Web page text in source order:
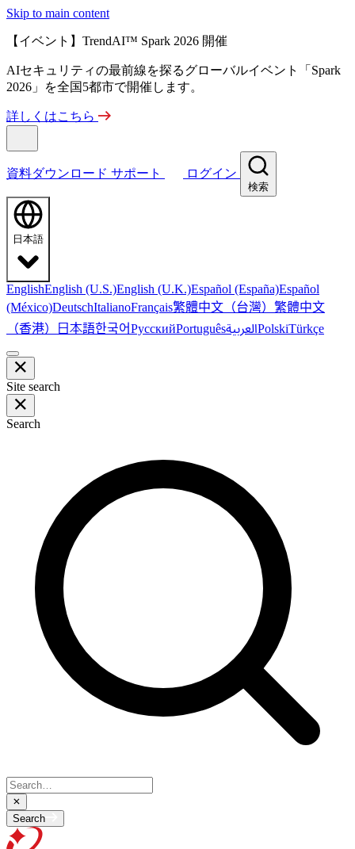
Skip to main content
【イベント】TrendAI™ Spark 2026 開催
AIセキュリティの最前線を探るグローバルイベント「Spark
2026」を全国5都市で開催します。
詳しくはこちら
資料ダウンロード サポート ログイン
検索
日本語
EnglishEnglish (U.S.)English (U.K.)Español (España)Español
(México)DeutschItalianoFrançais繁體中文（台灣） 繁體中文
（香港） 日本語한국어РусскийPortuguêsالعربيةPolskiTürkçe
Site search
Search
Search